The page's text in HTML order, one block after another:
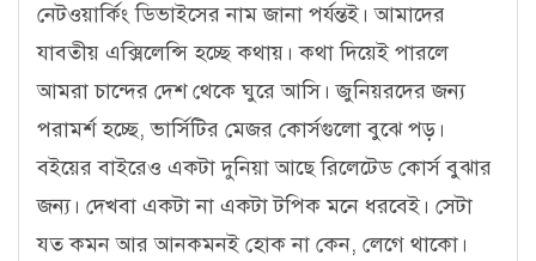
নেটওয়ার্কিং ডিভাইসের নাম জানা পর্যন্তই। আমাদের
যাবতীয় এক্সিলেন্সি হচ্ছে কথায়। কথা দিয়েই পারলে
আমরা চান্দের দেশ থেকে ঘুরে আসি। জুনিয়রদের জন্য
পরামর্শ হচ্ছে, ভার্সিটির মেজর কোর্সগুলো বুঝে পড়।
বইয়ের বাইরেও একটা দুনিয়া আছে রিলেটেড কোর্স বুঝার
জন্য। দেখবা একটা না একটা টপিক মনে ধরবেই। সেটা
যত কমন আর আনকমনই হোক না কেন, লেগে থাকো।